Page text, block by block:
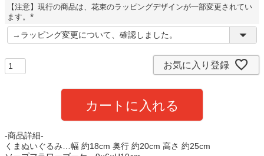
)
【注意】現行の商品は、花束のラッピングデザインが一部変更されてい
ます。
(
必
お気に入り登録
カートに入れる
-商品詳細-
くまぬいぐるみ…幅 約18cm 奥行 約20cm 高さ 約25cm